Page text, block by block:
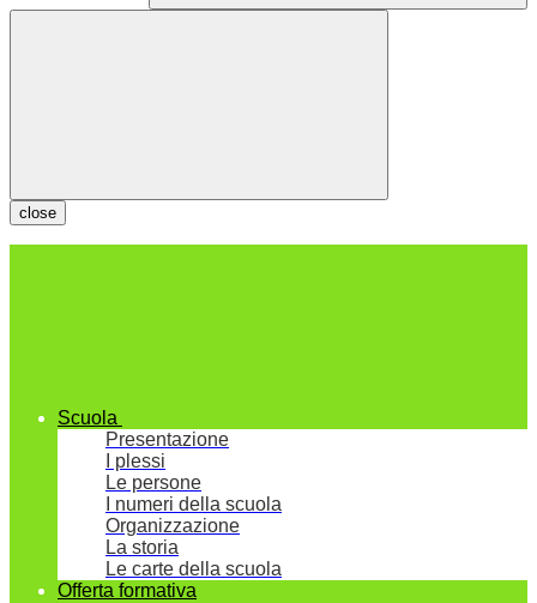
close
Scuola
Presentazione
I plessi
Le persone
I numeri della scuola
Organizzazione
La storia
Le carte della scuola
Offerta formativa